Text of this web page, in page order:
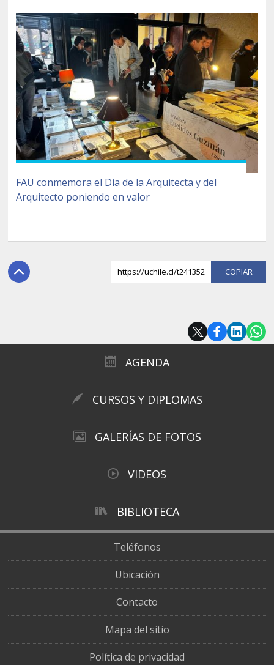
FAU conmemora el Día de la Arquitecta y del
Arquitecto poniendo en valor
https://uchile.cl/t241352
AGENDA
CURSOS Y DIPLOMAS
GALERÍAS DE FOTOS
VIDEOS
BIBLIOTECA
Teléfonos
Ubicación
Contacto
Mapa del sitio
Política de privacidad